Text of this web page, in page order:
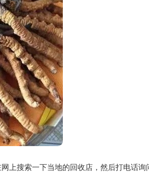
上搜索一下当地的回收店，然后打电话询